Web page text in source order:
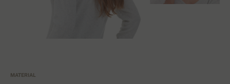
MATERIAL